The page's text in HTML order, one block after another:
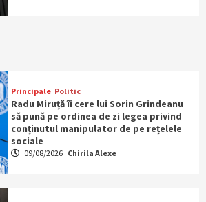
Principale Politic
Radu Miruță îi cere lui Sorin Grindeanu
să pună pe ordinea de zi legea privind
conținutul manipulator de pe rețelele
sociale
09/08/2026 Chirila Alexe